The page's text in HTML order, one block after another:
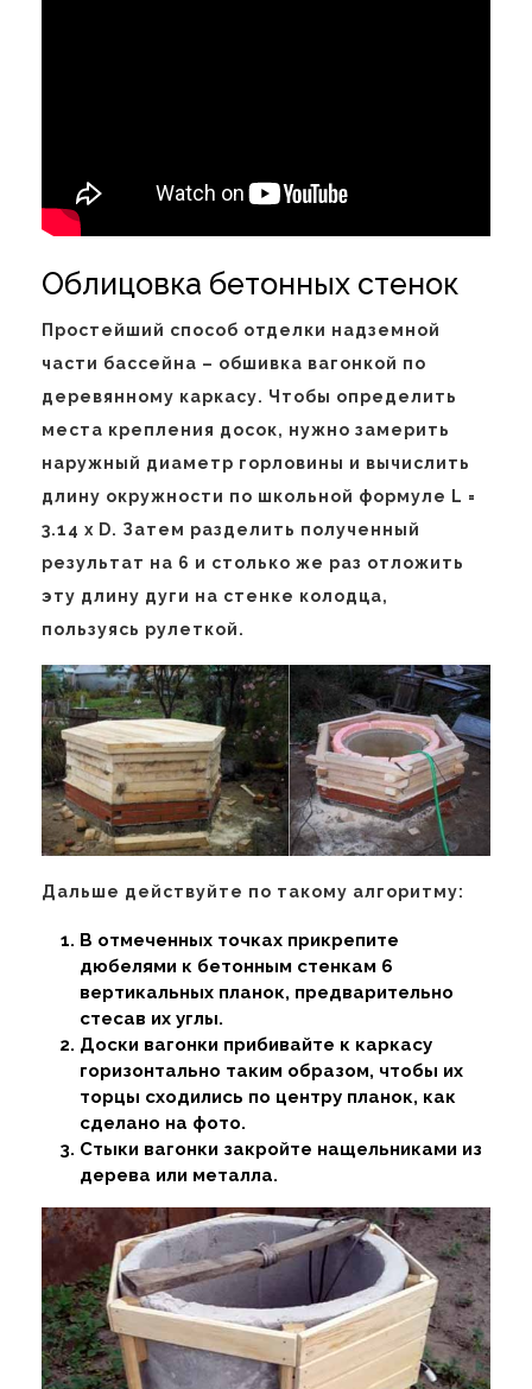
Облицовка бетонных стенок
Простейший способ отделки надземной
части бассейна – обшивка вагонкой по
деревянному каркасу. Чтобы определить
места крепления досок, нужно замерить
наружный диаметр горловины и вычислить
длину окружности по школьной формуле L =
3.14 x D. Затем разделить полученный
результат на 6 и столько же раз отложить
эту длину дуги на стенке колодца,
пользуясь рулеткой.
Дальше действуйте по такому алгоритму:
В отмеченных точках прикрепите
дюбелями к бетонным стенкам 6
вертикальных планок, предварительно
стесав их углы.
Доски вагонки прибивайте к каркасу
горизонтально таким образом, чтобы их
торцы сходились по центру планок, как
сделано на фото.
Стыки вагонки закройте нащельниками из
дерева или металла.